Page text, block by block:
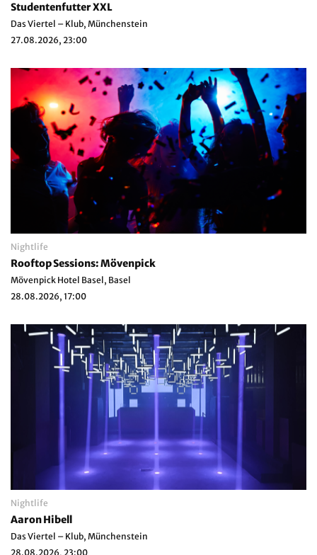
Studentenfutter XXL
Das Viertel – Klub, Münchenstein
27.08.2026, 23:00
Nightlife
Rooftop Sessions: Mövenpick
Mövenpick Hotel Basel, Basel
28.08.2026, 17:00
Nightlife
Aaron Hibell
Das Viertel – Klub, Münchenstein
28.08.2026, 23:00